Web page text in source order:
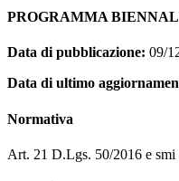
PROGRAMMA
Data di pubblicazione: 09/
Data di ultimo
Normativa
Art. 21 D.Lgs. 50/2016 e